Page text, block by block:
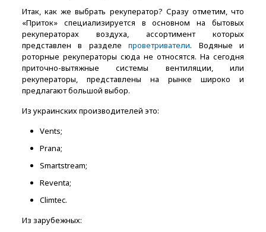
Итак, как же выбрать рекуператор? Сразу отметим, что
«Приток» специализируется в основном на бытовых
рекуператорах воздуха, ассортимент которых
представлен в разделепроветриватели. Водяные и
роторные рекуператоры сюда не относятся. На сегодня
приточно-вытяжные системы вентиляции, или
рекуператоры, представлены на рынке широко и
предлагают большой выбор.
Из украинских производителей это:
Vents;
Prana;
Smartstream;
Reventa;
Climtec.
Из зарубежных: